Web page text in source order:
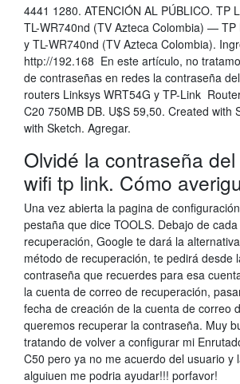
4441 1280. ATENCIÓN AL PÚBLICO. TP
TL-WR740nd (TV Azteca Colombia) — TP
y TL-WR740nd (TV Azteca Colombia).
http://192.168 En este artículo, no
de contraseñas en redes la contraseña
routers Linksys WRT54G y TP-Link
C20 750MB DB. U$S 59,50. Created with
with Sketch. Agregar.
Olvidé la contraseña
wifi tp link. Cómo
Una vez abierta la pagina de
pestaña que dice TOOLS. Debajo de
recuperación, Google te dará la
método de recuperación, te pedirá desde
contraseña que recuerdes para esa
la cuenta de correo de recuperación,
fecha de creación de la cuenta de correo
queremos recuperar la contraseña. Muy
tratando de volver a configurar mi
C50 pero ya no me acuerdo del usuario y
alguiuen me podria ayudar!!! porfavor!